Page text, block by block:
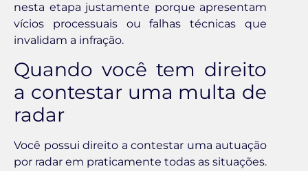
nesta etapa justamente porque apresentam
vícios processuais ou falhas técnicas que
invalidam a infração.
Quando você tem direito
a contestar uma multa de
radar
Você possui direito a contestar uma autuação
por radar em praticamente todas as situações.